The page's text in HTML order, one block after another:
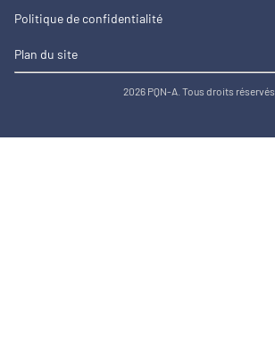
Politique de confidentialité
Plan du site
2026 PQN-A. Tous droits réservés.